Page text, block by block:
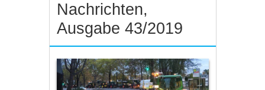
Nachrichten,
Ausgabe 43/2019